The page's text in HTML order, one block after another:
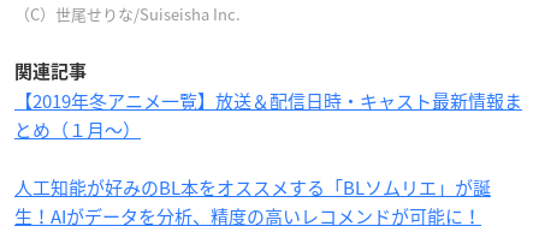
（C）世尾せりな/Suiseisha Inc.
関連記事
【2019年冬アニメ一覧】放送＆配信日時・キャスト最新情報ま
とめ（１月〜）
人工知能が好みのBL本をオススメする「BLソムリエ」が誕
生！AIがデータを分析、精度の高いレコメンドが可能に！